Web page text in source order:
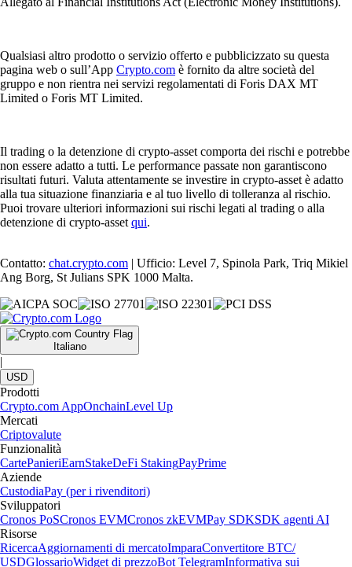
Qualsiasi altro prodotto o servizio offerto e pubblicizzato su questa
pagina web o sull’App Crypto.com è fornito da altre società del
gruppo e non rientra nei servizi regolamentati di Foris DAX MT
Limited o Foris MT Limited.
Il trading o la detenzione di crypto-asset comporta dei rischi e potrebbe
non essere adatto a tutti. Le performance passate non garantiscono
risultati futuri. Valuta attentamente se investire in crypto-asset è adatto
alla tua situazione finanziaria e al tuo livello di tolleranza al rischio.
Puoi trovare ulteriori informazioni sui rischi legati al trading o alla
detenzione di crypto-asset qui.
Contatto: chat.crypto.com | Ufficio: Level 7, Spinola Park, Triq Mikiel
Ang Borg, St Julians SPK 1000 Malta.
Italiano
|
USD
Prodotti
Crypto.com AppOnchainLevel Up
Mercati
Criptovalute
Funzionalità
CartePanieriEarnStakeDeFi StakingPayPrime
Aziende
CustodiaPay (per i rivenditori)
Sviluppatori
Cronos PoSCronos EVMCronos zkEVMPay SDKSDK agenti AI
Risorse
RicercaAggiornamenti di mercatoImparaConvertitore BTC/
USDGlossarioWidget di prezzoBot TelegramInformativa sui